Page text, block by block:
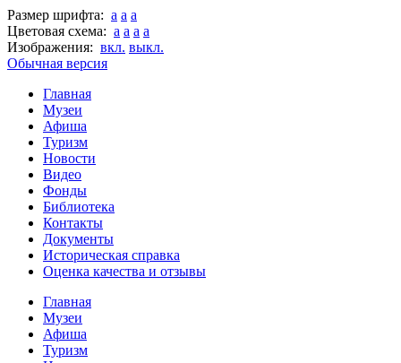
Размер шрифта: a a a
Цветовая схема: a a a a
Изображения: вкл. выкл.
Обычная версия
Главная
Музеи
Афиша
Туризм
Новости
Видео
Фонды
Библиотека
Контакты
Документы
Историческая справка
Оценка качества и отзывы
Главная
Музеи
Афиша
Туризм